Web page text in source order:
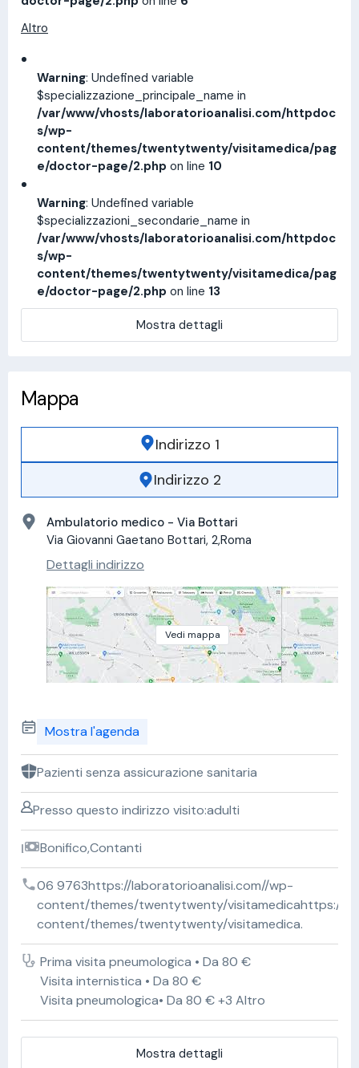
Altro
Warning: Undefined variable
$specializzazione_principale_name in
/var/www/vhosts/laboratorioanalisi.com/httpdoc
s/wp-
content/themes/twentytwenty/visitamedica/pag
e/doctor-page/2.php on line 10
Warning: Undefined variable
$specializzazioni_secondarie_name in
/var/www/vhosts/laboratorioanalisi.com/httpdoc
s/wp-
content/themes/twentytwenty/visitamedica/pag
e/doctor-page/2.php on line 13
Mostra dettagli
Mappa
Indirizzo 1
Indirizzo 2
Ambulatorio medico - Via Bottari
Via Giovanni Gaetano Bottari, 2,Roma
Dettagli indirizzo
Vedi mappa
Mostra l'agenda
Pazienti senza assicurazione sanitaria
Presso questo indirizzo visito:adulti
Bonifico,Contanti
06 9763https://laboratorioanalisi.com//wp-
content/themes/twentytwenty/visitamedicahttps://
content/themes/twentytwenty/visitamedica.
Prima visita pneumologica • Da 80 €
Visita internistica • Da 80 €
Visita pneumologica• Da 80 € +3 Altro
Mostra dettagli